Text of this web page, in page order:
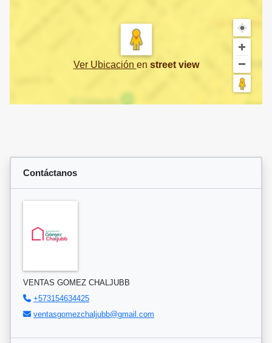
Ver Ubicación en street view
Contáctanos
VENTAS GOMEZ CHALJUBB
+573154634425
ventasgomezchaljubb@gmail.com